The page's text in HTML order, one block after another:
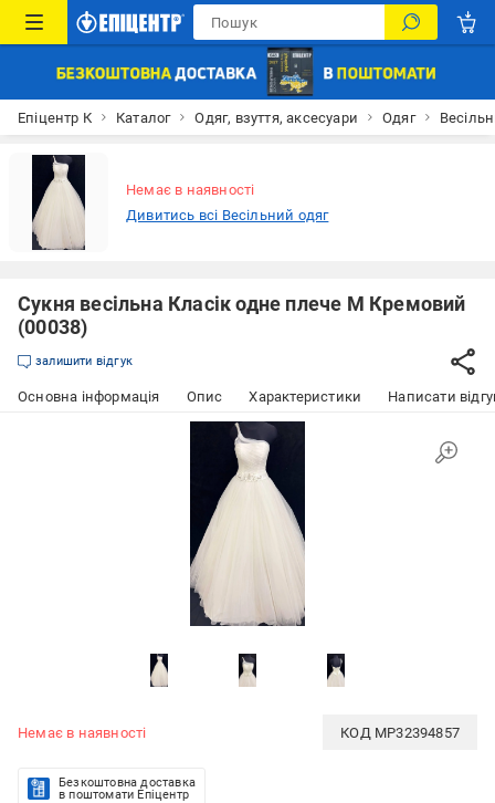
Епіцентр К Каталог Одяг, взуття, аксесуари Одяг
Немає в наявності
Дивитись всі Весільний одяг
Сукня весільна Класік одне плече M Кремовий
(00038)
залишити відгук
Основна інформація Опис Характеристики Написати
Немає в наявності КОД MP32394857
Безкоштовна доставка
в поштомати Епіцентр